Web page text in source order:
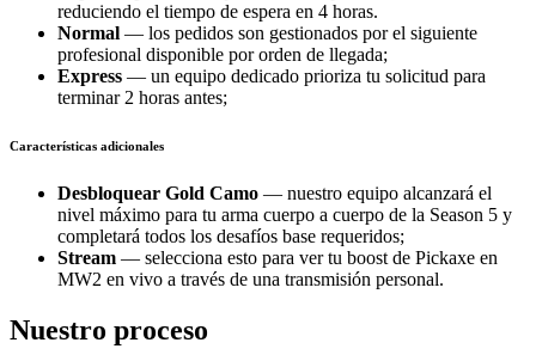
reduciendo el tiempo de espera en 4 horas.
Normal — los pedidos son gestionados por el siguiente
profesional disponible por orden de llegada;
Express — un equipo dedicado prioriza tu solicitud para
terminar 2 horas antes;
Características adicionales
Desbloquear Gold Camo — nuestro equipo alcanzará el
nivel máximo para tu arma cuerpo a cuerpo de la Season 5 y
completará todos los desafíos base requeridos;
Stream — selecciona esto para ver tu boost de Pickaxe en
MW2 en vivo a través de una transmisión personal.
Nuestro proceso